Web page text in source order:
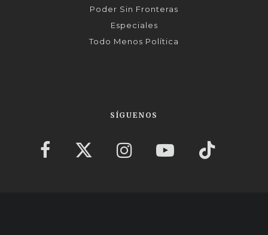
Poder Sin Fronteras
Especiales
Todo Menos Política
SÍGUENOS